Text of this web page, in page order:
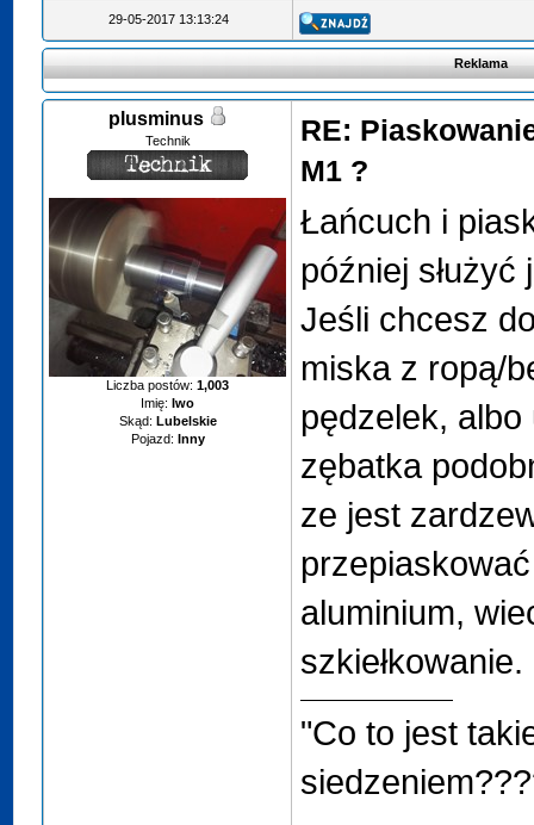
29-05-2017 13:13:24
Reklama
plusminus
Technik
Liczba postów:1,003
Imię: Iwo
Skąd: Lubelskie
Pojazd: Inny
RE:
M1 ?
Łańcuch i
później
Jeśli chcesz
miska z ropą/
pędzelek, albo
zębatka
ze jest
aluminium,
szkiełkowanie.
"Co to jest